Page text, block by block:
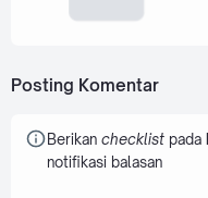
Posting Komentar
Berikan checklistpada
notifikasi balasan